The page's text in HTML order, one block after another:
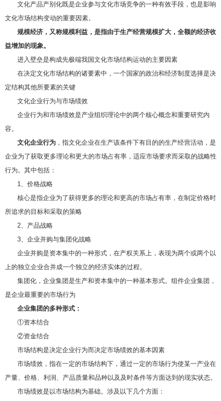
文化产品产别化既是企业参与文化市场竞争的一种有效手段，也是影响
文化市场结构变动的重要因素。
规模经济，又称规模利益，是指由于生产经营规模扩大，全额的经济收
益增加的现象。
进入壁垒是构成先极端我国文化市场结构运动的主要因素
在决定文化市场结构的诸要素中，一个国家的政治和经济制度选择是决
定结构其他所要素的关键
文化企业行为与市场绩效
企业行为和市场绩效是产业组织理论中的两个核心概念和重要研究内
容。
文化企业行为 ，指文化企业在生产该条件下有目的的生产经营活动，是
企业为了获取更多理论和更大的市场占有率，适应市场要求而采取的战略性
行为。其中包括：
1、价格战略
核心是指企业为了获得更多的理论和更高的市场占有率，在制定价格时
所追求的目标和采取的策略
2、产品战略
3、企业并购与集团化战略
企业并购是资本集中的一种形式，在产权关系上，表现为两个或两个以
上的独立企业合并成一个独立的经济实体的过程。
集团化，企业集团是生产和资本集中的一种基本形式。组件企业集团，
是企业最重要的市场行为
企业集团的多种形式：
①资本结合
②资金结合
市场结构是决定企业行为而决定市场绩效的基本因素
市场绩效，指在一定的市场结构下，通过一定的市场行为使某一产业在
产量、价格、利润、产品质量和品种以及及时条件等方面达到的现实状态。
市场绩效是以市场结构为基础。涉及以下几个方面：